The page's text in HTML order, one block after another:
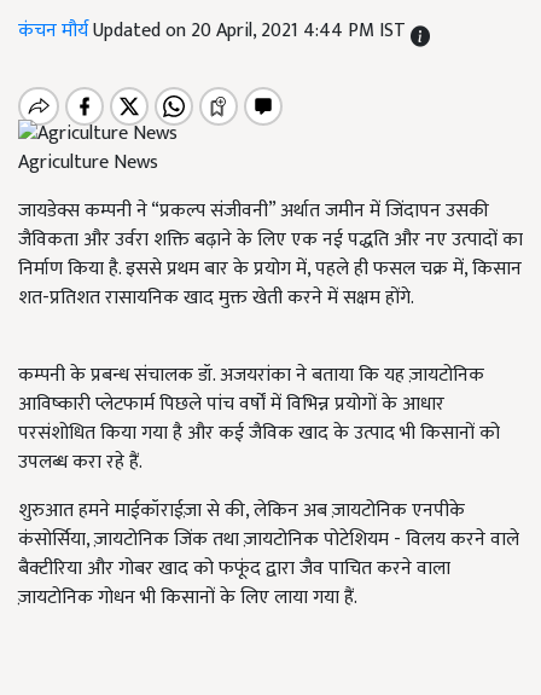
कंचन मौर्यUpdated on 20 April, 2021 4:44 PM IST
Agriculture News
जायडेक्स कम्पनी ने “प्रकल्प संजीवनी” अर्थात जमीन में जिंदापन उसकी
जैविकता और उर्वरा शक्ति बढ़ाने के लिए एक नई पद्धति और नए उत्पादों का
निर्माण किया है. इससे प्रथम बार के प्रयोग में, पहले ही फसल चक्र में, किसान
शत-प्रतिशत रासायनिक खाद मुक्त खेती करने में सक्षम होंगे.
कम्पनी के प्रबन्ध संचालक डॉ. अजयरांका ने बताया कि यह ज़ायटोनिक
आविष्कारी प्लेटफार्म पिछले पांच वर्षों में विभिन्न प्रयोगों के आधार
परसंशोधित किया गया है और कई जैविक खाद के उत्पाद भी किसानों को
उपलब्ध करा रहे हैं.
शुरुआत हमने माईकॉराईज़ा से की, लेकिन अब ज़ायटोनिक एनपीके
कंसोर्सिया, ज़ायटोनिक जिंक तथा ज़ायटोनिक पोटेशियम - विलय करने वाले
बैक्टीरिया और गोबर खाद को फफूंद द्वारा जैव पाचित करने वाला
ज़ायटोनिक गोधन भी किसानों के लिए लाया गया हैं.